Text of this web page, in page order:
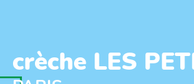
crèche LES